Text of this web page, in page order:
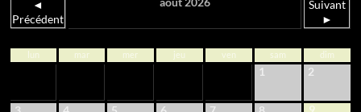
◄
Précédent
Suivant
►
lun mar mer jeu ven sam dim
1 2
9